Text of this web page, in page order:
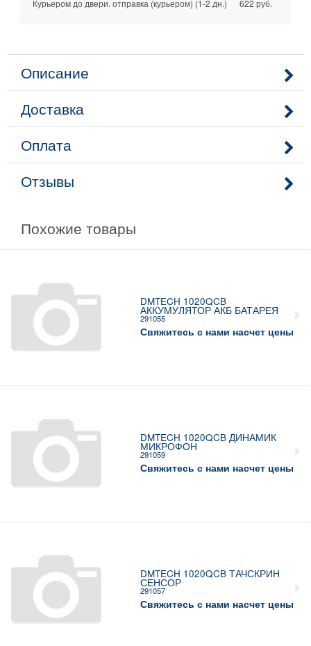
Курьером до двери. отправка (курьером) (1-2 дн.) 622 руб.
Описание
Доставка
Оплата
Отзывы
Похожие товары
DMTECH 1020QCB
АККУМУЛЯТОР АКБ БАТАРЕЯ
291055
Свяжитесь с нами насчет цены
DMTECH 1020QCB ДИНАМИК
МИКРОФОН
291059
Свяжитесь с нами насчет цены
DMTECH 1020QCB ТАЧСКРИН
СЕНСОР
291057
Свяжитесь с нами насчет цены